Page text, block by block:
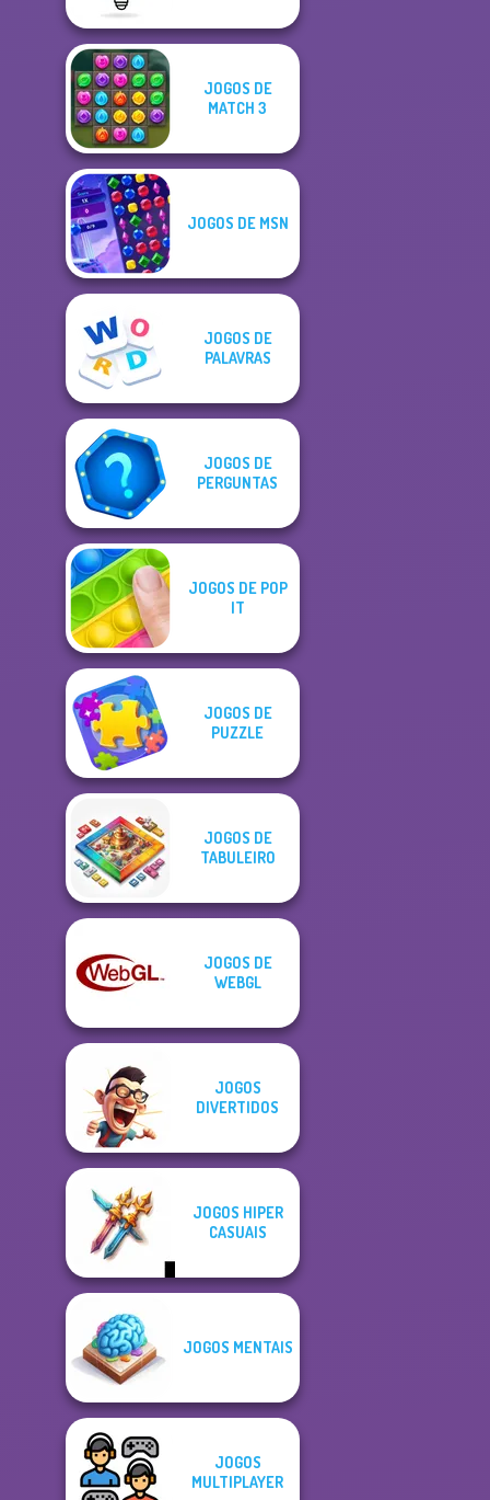
JOGOS DE
MATCH 3
JOGOS DE MSN
JOGOS DE
PALAVRAS
JOGOS DE
PERGUNTAS
JOGOS DE POP
IT
JOGOS DE
PUZZLE
JOGOS DE
TABULEIRO
JOGOS DE
WEBGL
JOGOS
DIVERTIDOS
JOGOS HIPER
CASUAIS
JOGOS MENTAIS
JOGOS
MULTIPLAYER